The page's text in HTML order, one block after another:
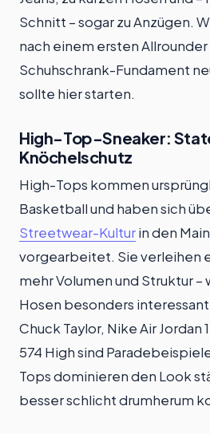
Schnitt – sogar zu Anzügen.
nach einem ersten
Schuhschrank-Fundament
sollte hier starten.
High-Top-Sneaker:
Knöchelschutz
High-Tops kommen
Basketball und haben sich
Streetwear-Kulturin den
vorgearbeitet. Sie verleihen
mehr Volumen und Struktur –
Hosen besonders
Chuck Taylor, Nike Air Jordan
574 High sind
Tops dominieren den Look
besser schlicht drumherum